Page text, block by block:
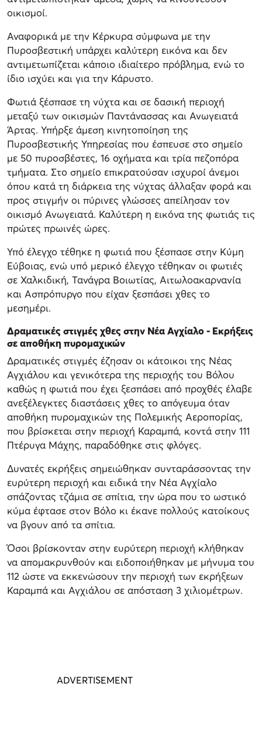
οικισμοί.
Αναφορικά με την Κέρκυρα σύμφωνα με την
Πυροσβεστική υπάρχει καλύτερη εικόνα και δεν
αντιμετωπίζεται κάποιο ιδιαίτερο πρόβλημα, ενώ το
ίδιο ισχύει και για την Κάρυστο.
Φωτιά ξέσπασε τη νύχτα και σε δασική περιοχή
μεταξύ των οικισμών Παντάνασσας και Ανωγειατά
Άρτας. Υπήρξε άμεση κινητοποίηση της
Πυροσβεστικής Υπηρεσίας που έσπευσε στο σημείο
με 50 πυροσβέστες, 16 οχήματα και τρία πεζοπόρα
τμήματα. Στο σημείο επικρατούσαν ισχυροί άνεμοι
όπου κατά τη διάρκεια της νύχτας άλλαξαν φορά και
προς στιγμήν οι πύρινες γλώσσες απείλησαν τον
οικισμό Ανωγειατά. Καλύτερη η εικόνα της φωτιάς τις
πρώτες πρωινές ώρες.
Υπό έλεγχο τέθηκε η φωτιά που ξέσπασε στην Κύμη
Εύβοιας, ενώ υπό μερικό έλεγχο τέθηκαν οι φωτιές
σε Χαλκιδική, Τανάγρα Βοιωτίας, Αιτωλοακαρνανία
και Ασπρόπυργο που είχαν ξεσπάσει χθες το
μεσημέρι.
Δραματικές στιγμές χθες στην Νέα Αγχίαλο - Εκρήξεις
σε αποθήκη πυρομαχικών
Δραματικές στιγμές έζησαν οι κάτοικοι της Νέας
Αγχιάλου και γενικότερα της περιοχής του Βόλου
καθώς η φωτιά που έχει ξεσπάσει από προχθές έλαβε
ανεξέλεγκτες διαστάσεις χθες το απόγευμα όταν
αποθήκη πυρομαχικών της Πολεμικής Αεροπορίας,
που βρίσκεται στην περιοχή Καραμπά, κοντά στην 111
Πτέρυγα Μάχης, παραδόθηκε στις φλόγες.
Δυνατές εκρήξεις σημειώθηκαν συνταράσσοντας την
ευρύτερη περιοχή και ειδικά την Νέα Αγχίαλο
σπάζοντας τζάμια σε σπίτια, την ώρα που το ωστικό
κύμα έφτασε στον Βόλο κι έκανε πολλούς κατοίκους
να βγουν από τα σπίτια.
Όσοι βρίσκονταν στην ευρύτερη περιοχή κλήθηκαν
να απομακρυνθούν και ειδοποιήθηκαν με μήνυμα του
112 ώστε να εκκενώσουν την περιοχή των εκρήξεων
Καραμπά και Αγχιάλου σε απόσταση 3 χιλιομέτρων.